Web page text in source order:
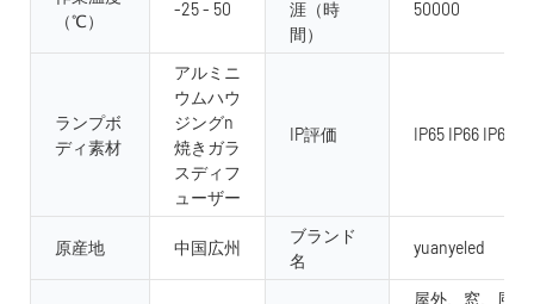
（℃）
-25 - 50
涯（時
間）
50000
ランプボ
ディ素材
アルミニ
ウムハウ
ジングn
焼きガラ
スディフ
ューザー
IP評価 IP65 IP66 IP67
原産地 中国広州
ブランド
名
yuanyeled
屋外、窓、風